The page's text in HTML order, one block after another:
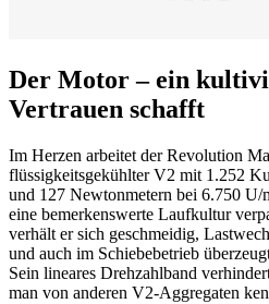
Der Motor – ein
Vertrauen schafft
Im Herzen arbeitet der Revolution
flüssigkeitsgekühlter V2 mit 1.252
und 127 Newtonmetern bei 6.750
eine bemerkenswerte Laufkultur
verhält er sich geschmeidig,
und auch im Schiebebetrieb
Sein lineares Drehzahlband
man von anderen V2-Aggregaten